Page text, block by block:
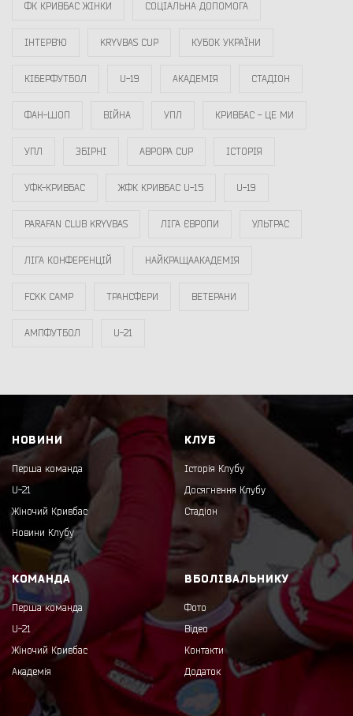
ФК КРИВБАС ЖІНКИ СОЦІАЛЬНА ДОПОМОГА
ІНТЕРВ`Ю KRYVBAS CUP КУБОК УКРАЇНИ
КІБЕРФУТБОЛ U-19 АКАДЕМІЯ СТАДІОН
ФАН-ШОП ВІЙНА УПЛ КРИВБАС - ЦЕ МИ
УПЛ ЗБІРНІ АВРОРА CUP ІСТОРІЯ
УФК-КРИВБАС ЖФК КРИВБАС U-15 U-19
PARAFAN CLUB KRYVBAS ЛІГА ЄВРОПИ УЛЬТРАС
ЛІГА КОНФЕРЕНЦІЙ НАЙКРАЩААКАДЕМІЯ
FCKK CAMP ТРАНСФЕРИ ВЕТЕРАНИ
АМПФУТБОЛ U-21
НОВИНИ
Перша команда
U-21
Жіночий Кривбас
Новини Клубу
КЛУБ
Історія Клубу
Досягнення Клубу
Стадіон
КОМАНДА
Перша команда
U-21
Жіночий Кривбас
Академія
ВБОЛІВАЛЬНИКУ
Фото
Відео
Контакти
Додаток